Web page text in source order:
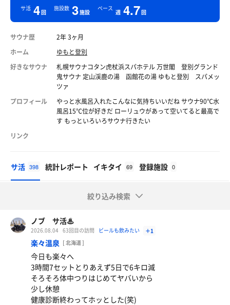
サ活 4回
施設数 3施設
ペース
週 4.7回
サウナ歴
2年 3ヶ月
ホーム
ゆもと登別
好きなサウナ
札幌サウナコタン虎杖浜スパホテル 万世閣 登別グランド
鬼サウナ 定山渓鹿の湯 函館花の湯 ゆもと登別 スパメッ
ツァ
プロフィール
やっと水風呂入れたこんなに気持ちいいだね サウナ90℃水
風呂15℃位が好きだ ローリュウがあって空いてると最高で
す もっといろいろサウナ行きたい
リンク
サ活 398 統計レポート イキタイ 69 登録施設 0
絞り込み検索
ノブ サ活♨
2026.08.04 63回目の訪問 ビールも飲みたい ＋1
楽々温泉 [ 北海道 ]
今日も楽々へ
3時間7セットとりあえず5日で6キロ減
そろそろ体中つりはじめてヤバいから
少し休憩
健康診断終わってホッとした(笑)